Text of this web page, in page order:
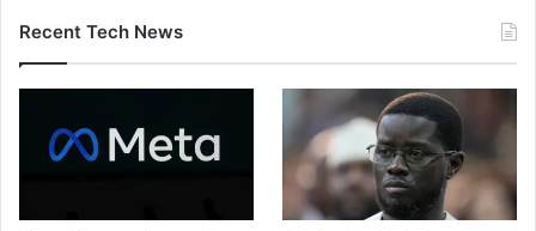
Recent Tech News